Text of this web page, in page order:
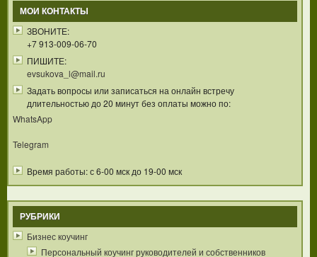
МОИ КОНТАКТЫ
ЗВОНИТЕ:
+7 913-009-06-70
ПИШИТЕ:
evsukova_l@mail.ru
Задать вопросы или записаться на онлайн встречу
длительностью до 20 минут без оплаты можно по:
WhatsApp
Telegram
Время работы: с 6-00 мск до 19-00 мск
РУБРИКИ
Бизнес коучинг
Персональный коучинг руководителей и собственников